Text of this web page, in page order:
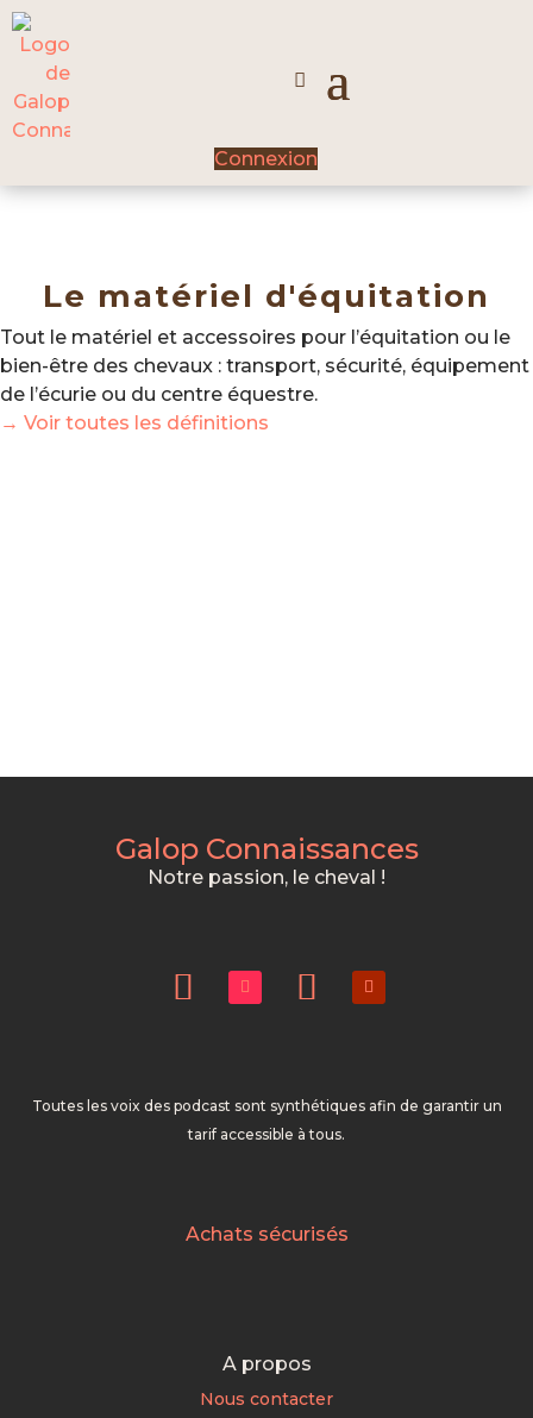
Connexion
Le matériel d'équitation
Tout le matériel et accessoires pour l’équitation ou le
bien-être des chevaux : transport, sécurité, équipement
de l’écurie ou du centre équestre.
→ Voir toutes les définitions
Galop Connaissances
Notre passion, le cheval !
Toutes les voix des podcast sont synthétiques afin de garantir un
tarif accessible à tous.
Achats sécurisés
A propos
Nous contacter